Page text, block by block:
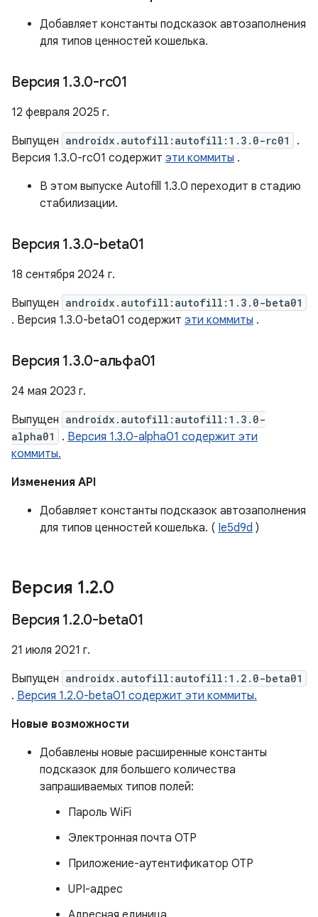
Добавляет константы подсказок автозаполнения
для типов ценностей кошелька.
Версия 1.3.0-rc01
12 февраля 2025 г.
Выпущен androidx.autofill:autofill:1.3.0-rc01
.
Версия 1.3.0-rc01 содержит эти коммиты .
В этом выпуске Autofill 1.3.0 переходит в стадию
стабилизации.
Версия 1.3.0-beta01
18 сентября 2024 г.
Выпущен androidx.autofill:autofill:1.3.0-beta01
. Версия 1.3.0-beta01 содержит эти коммиты .
Версия 1.3.0-альфа01
24 мая 2023 г.
Выпущен androidx.autofill:autofill:1.3.0-
alpha01
. Версия 1.3.0-alpha01 содержит эти
коммиты.
Изменения API
Добавляет константы подсказок автозаполнения
для типов ценностей кошелька. ( Ie5d9d )
Версия 1.2.0
Версия 1.2.0-beta01
21 июля 2021 г.
Выпущен androidx.autofill:autofill:1.2.0-beta01
. Версия 1.2.0-beta01 содержит эти коммиты.
Новые возможности
Добавлены новые расширенные константы
подсказок для большего количества
запрашиваемых типов полей:
Пароль WiFi
Электронная почта OTP
Приложение-аутентификатор OTP
UPI-адрес